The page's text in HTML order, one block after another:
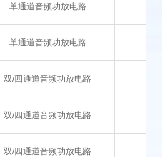
单通道音频功放电路
单通道音频功放电路
双/四通道音频功放电路
双/四通道音频功放电路
双/四通道音频功放电路